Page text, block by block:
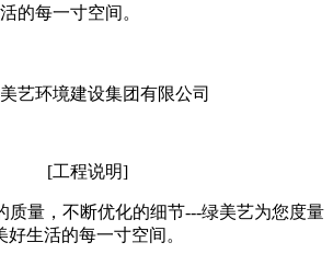
的每一寸空间。
[工程说明]
质量，不断优化的细节---绿美艺为您度量
好生活的每一寸空间。